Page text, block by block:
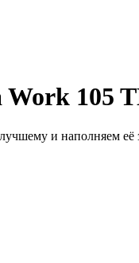
105
и наполняем её